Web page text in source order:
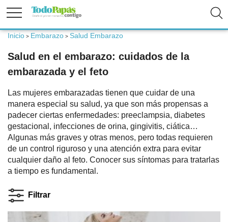
Embarazo
Bebé
Niños
Padres
Calculadoras
Inicio > Embarazo > Salud Embarazo
Salud en el embarazo: cuidados de la
embarazada y el feto
Las mujeres embarazadas tienen que cuidar de una
manera especial su salud, ya que son más propensas a
padecer ciertas enfermedades: preeclampsia, diabetes
gestacional, infecciones de orina, gingivitis, ciática…
Algunas más graves y otras menos, pero todas requieren
de un control riguroso y una atención extra para evitar
cualquier daño al feto. Conocer sus síntomas para tratarlas
a tiempo es fundamental.
Filtrar